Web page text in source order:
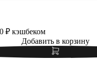
₽ кэшбеком
Добавить в корзину